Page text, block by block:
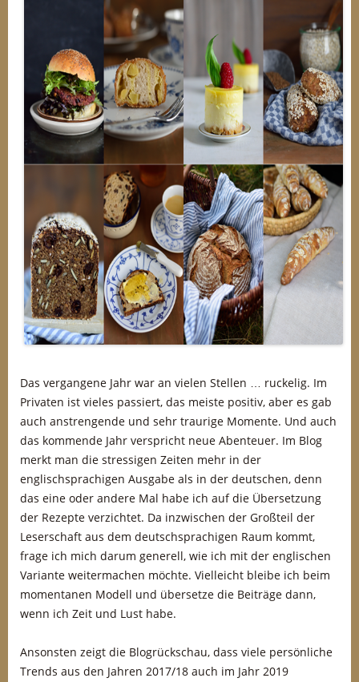
Das vergangene Jahr war an vielen Stellen … ruckelig. Im
Privaten ist vieles passiert, das meiste positiv, aber es gab
auch anstrengende und sehr traurige Momente. Und auch
das kommende Jahr verspricht neue Abenteuer. Im Blog
merkt man die stressigen Zeiten mehr in der
englischsprachigen Ausgabe als in der deutschen, denn
das eine oder andere Mal habe ich auf die Übersetzung
der Rezepte verzichtet. Da inzwischen der Großteil der
Leserschaft aus dem deutschsprachigen Raum kommt,
frage ich mich darum generell, wie ich mit der englischen
Variante weitermachen möchte. Vielleicht bleibe ich beim
momentanen Modell und übersetze die Beiträge dann,
wenn ich Zeit und Lust habe.
Ansonsten zeigt die Blogrückschau, dass viele persönliche
Trends aus den Jahren 2017/18 auch im Jahr 2019